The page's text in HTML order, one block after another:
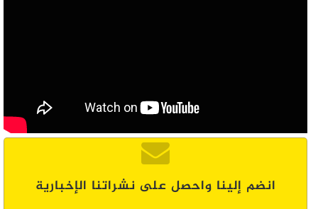
انضم إلينا واحصل على نشراتنا الإخبارية